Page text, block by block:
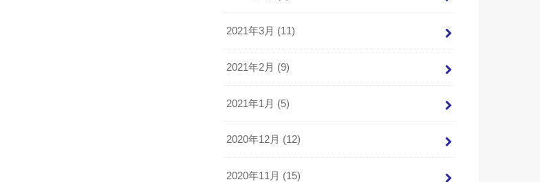
2021年3月 (11)
2021年2月 (9)
2021年1月 (5)
2020年12月 (12)
2020年11月 (15)